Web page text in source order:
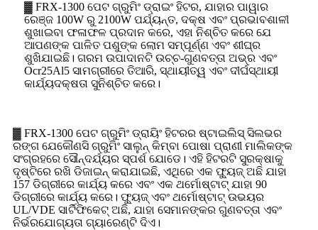
▓ FRX-1300 ପେଟ ଗ୍ରୁମିଂ ଡ୍ରାଇଂ ହିଟର, ଯାହାର ପାୱାର
ରେଞ୍ଜ 100W ରୁ 2100W ପର୍ଯ୍ୟନ୍ତ, ଦକ୍ଷ ଏବଂ ପ୍ରଭାବଶାଳୀ
ଶୁଖାଇବା ଫଳାଫଳ ପ୍ରଦାନ କରେ, ଏହା ନିଶ୍ଚିତ କରେ ଯେ
ଆପଣଙ୍କ ପାଳିତ ପଶୁଙ୍କ ଲୋମ ସମ୍ପୂର୍ଣ୍ଣ ଏବଂ ଶୀଘ୍ର
ଶୁଖିଯାଇଛି। ଗରମ ଉପାଦାନଟି ଉଚ୍ଚ-ଗୁଣବତ୍ତା ଅଭ୍ର ଏବଂ
Ocr25Al5 ସାମଗ୍ରୀରେ ତିଆରି, ସ୍ଥାୟୀତ୍ୱ ଏବଂ ଦୀର୍ଘସ୍ଥାୟୀ
କାର୍ଯ୍ୟଦକ୍ଷତା ସୁନିଶ୍ଚିତ କରେ।
▓ FRX-1300 ପେଟ ଗ୍ରୁମିଂ ଡ୍ରାୟିଂ ହିଟରର ଷ୍ଟାଇଲିସ୍ ସିଲଭର
ରଙ୍ଗ ଯେକୌଣସି ଗ୍ରୁମିଂ ସାଲୁନ୍ କିମ୍ବା ପୋଷା ପ୍ରାଣୀ ମାଲିକଙ୍କ
ସଂଗ୍ରହରେ ସୌନ୍ଦର୍ଯ୍ୟର ସ୍ପର୍ଶ ଯୋଡେ। ଏହି ହିଟରଟି ସୁରକ୍ଷାକୁ
ଦୃଷ୍ଟିରେ ରଖି ଡିଜାଇନ୍ କରାଯାଇଛି, ଏଥିରେ ଏକ ଫ୍ୟୁଜ୍ ଅଛି ଯାହା
157 ଡିଗ୍ରୀରେ କାର୍ଯ୍ୟ କରେ ଏବଂ ଏକ ଥର୍ମୋଷ୍ଟାଟ୍ ଯାହା 90
ଡିଗ୍ରୀରେ କାର୍ଯ୍ୟ କରେ। ଫ୍ୟୁଜ୍ ଏବଂ ଥର୍ମୋଷ୍ଟାଟ୍ ଉଭୟର
UL/VDE ସାର୍ଟିଫିକେଟ୍ ଅଛି, ଯାହା ସେମାନଙ୍କର ଗୁଣବତ୍ତା ଏବଂ
ନିର୍ଭରଯୋଗ୍ୟତା ଗ୍ୟାରେଣ୍ଟି ଦିଏ।